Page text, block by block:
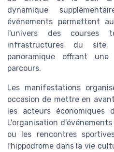
dynamique
événements permettent
l'univers des courses
infrastructures du
panoramique offrant
parcours.
Les manifestations
occasion de mettre en
les acteurs économiques
L'organisation
ou les rencontres
l'hippodrome dans la vie